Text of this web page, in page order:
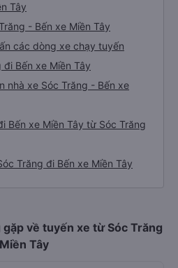
Tây
- Bến xe Miền Tây
các dòng xe chạy tuyến
Bến xe Miền Tây
nhà xe Sóc Trăng - Bến xe
Bến xe Miền Tây từ Sóc Trăng
Trăng đi Bến xe Miền Tây
về tuyến xe từ Sóc Trăng
Tây